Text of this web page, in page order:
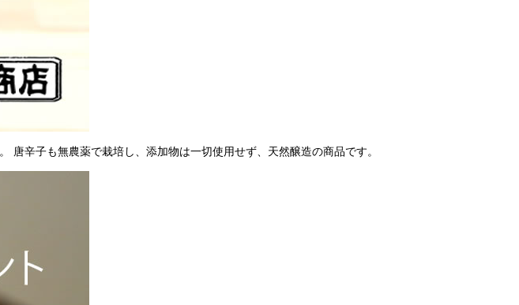
辛子も無農薬で栽培し、添加物は一切使用せず、天然醸造の商品です。